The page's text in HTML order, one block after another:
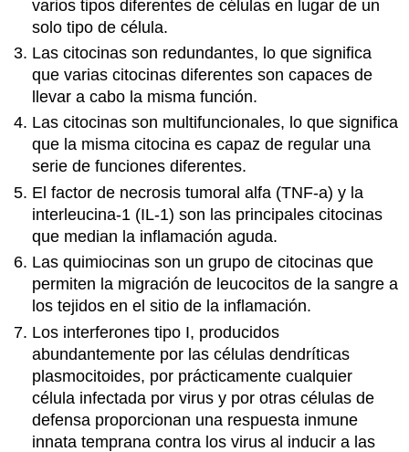
varios tipos diferentes de células en lugar de un
solo tipo de célula.
Las citocinas son redundantes, lo que significa
que varias citocinas diferentes son capaces de
llevar a cabo la misma función.
Las citocinas son multifuncionales, lo que significa
que la misma citocina es capaz de regular una
serie de funciones diferentes.
El factor de necrosis tumoral alfa (TNF-a) y la
interleucina-1 (IL-1) son las principales citocinas
que median la inflamación aguda.
Las quimiocinas son un grupo de citocinas que
permiten la migración de leucocitos de la sangre a
los tejidos en el sitio de la inflamación.
Los interferones tipo I, producidos
abundantemente por las células dendríticas
plasmocitoides, por prácticamente cualquier
célula infectada por virus y por otras células de
defensa proporcionan una respuesta inmune
innata temprana contra los virus al inducir a las